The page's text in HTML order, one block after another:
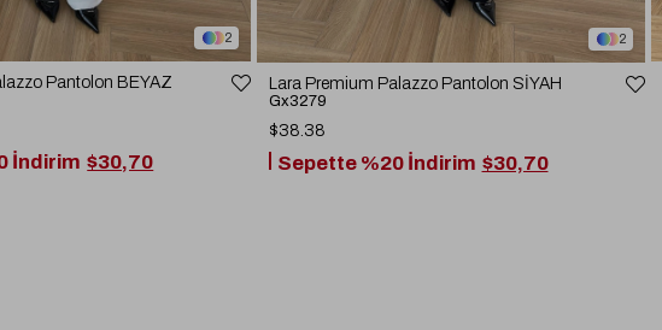
2
Pantolon BEYAZ
İndirim $30,70
2
Lara Premium Palazzo Pantolon SİYAH
Gx3279
$38.38
Sepette %20 İndirim $30,70